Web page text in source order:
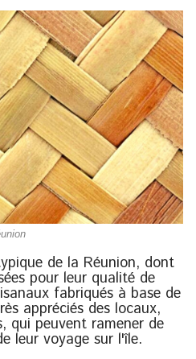
pour leur qualité de
fabriqués à base de
appréciés des locaux,
qui peuvent ramener de
leur voyage sur l'île.